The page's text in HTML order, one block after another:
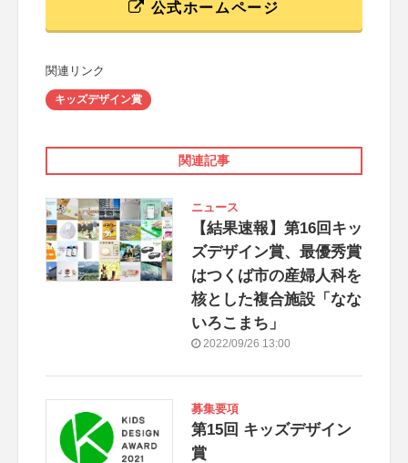
公式ホームページ
関連リンク
キッズデザイン賞
関連記事
ニュース
【結果速報】第16回キッ
ズデザイン賞、最優秀賞
はつくば市の産婦人科を
核とした複合施設「なな
いろこまち」
2022/09/26 13:00
募集要項
第15回 キッズデザイン
賞